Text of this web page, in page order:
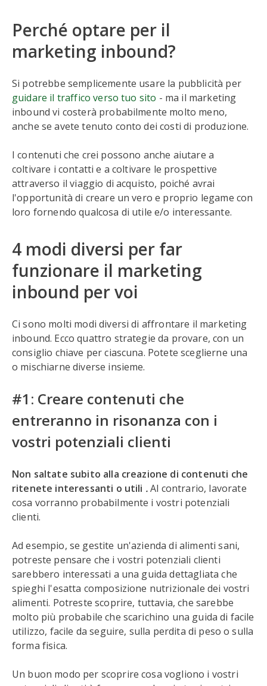
Perché optare per il
marketing inbound?
Si potrebbe semplicemente usare la pubblicità per
guidare il traffico verso tuo sito - ma il marketing
inbound vi costerà probabilmente molto meno,
anche se avete tenuto conto dei costi di produzione.
I contenuti che crei possono anche aiutare a
coltivare i contatti e a coltivare le prospettive
attraverso il viaggio di acquisto, poiché avrai
l'opportunità di creare un vero e proprio legame con
loro fornendo qualcosa di utile e/o interessante.
4 modi diversi per far
funzionare il marketing
inbound per voi
Ci sono molti modi diversi di affrontare il marketing
inbound. Ecco quattro strategie da provare, con un
consiglio chiave per ciascuna. Potete sceglierne una
o mischiarne diverse insieme.
#1: Creare contenuti che
entreranno in risonanza con i
vostri potenziali clienti
Non saltate subito alla creazione di contenuti che
ritenete interessanti o utili .Al contrario, lavorate
cosa vorranno probabilmente i vostri potenziali
clienti.
Ad esempio, se gestite un'azienda di alimenti sani,
potreste pensare che i vostri potenziali clienti
sarebbero interessati a una guida dettagliata che
spieghi l'esatta composizione nutrizionale dei vostri
alimenti. Potreste scoprire, tuttavia, che sarebbe
molto più probabile che scarichino una guida di facile
utilizzo, facile da seguire, sulla perdita di peso o sulla
forma fisica.
Un buon modo per scoprire cosa vogliono i vostri